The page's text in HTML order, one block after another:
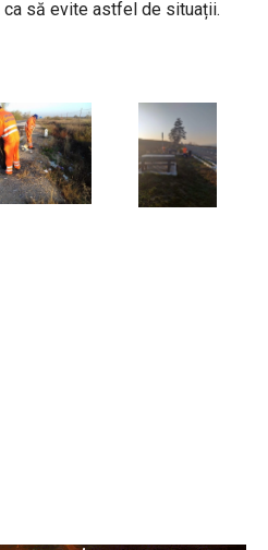
să evite astfel de situații.